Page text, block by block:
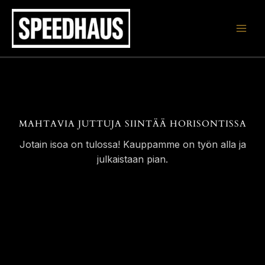
Siirry
sisältöön
MAHTAVIA JUTTUJA SIINTÄÄ HORISONTISSA
Jotain isoa on tulossa! Kauppamme on työn alla ja
julkaistaan pian.